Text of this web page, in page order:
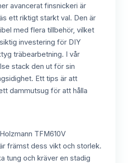
avancerat finsnickeri är
ett riktigt starkt val. Den är
med flera tillbehör, vilket
investering för DIY
träbearbetning. I vår
stack den ut för sin
Ett tips är att
dammutsug för att hålla
TFM610V
främst dess vikt och storlek.
tung och kräver en stadig